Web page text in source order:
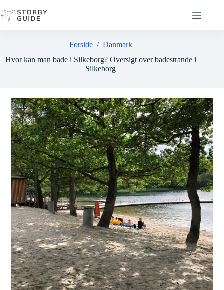
til
indhold
Forside/ Danmark
Hvor kan man bade i Silkeborg? Oversigt over badestrande i
Silkeborg